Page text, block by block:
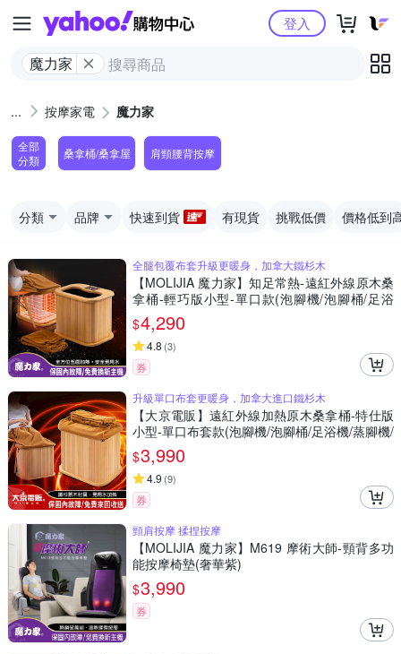
Yahoo購物中心
魔力家
登入
按摩家電 魔力家
全部
分類
桑拿桶/桑拿屋 肩頸腰背按摩
分類 品牌 快速到貨 有現貨 挑戰低價 價格低到
全腿包覆布套升級更暖身，加拿大鐵杉木
【MOLIJIA 魔力家】知足常熱-遠紅外線原木桑
拿桶-輕巧版小型-單口款(泡腳機/泡腳桶/足浴
機/蒸腳機/烘腳機/暖腳機)
$4,290
4.8 (3)
券
升級單口布套更暖身，加拿大進口鐵杉木
【大京電販】遠紅外線加熱原木桑拿桶-特仕版
小型-單口布套款(泡腳機/泡腳桶/足浴機/蒸腳機/
烘腳機/暖腳機)
$3,990
4.9 (9)
券
頸肩按摩 揉捏按摩
【MOLIJIA 魔力家】M619 摩術大師-頸背多功
能按摩椅墊(奢華紫)
$3,990
券